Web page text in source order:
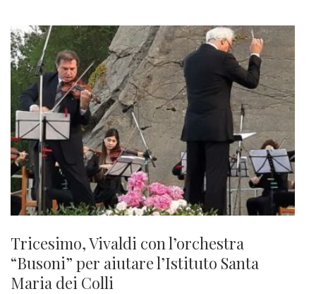
Tricesimo, Vivaldi con l’orchestra
“Busoni” per aiutare l’Istituto Santa
Maria dei Colli